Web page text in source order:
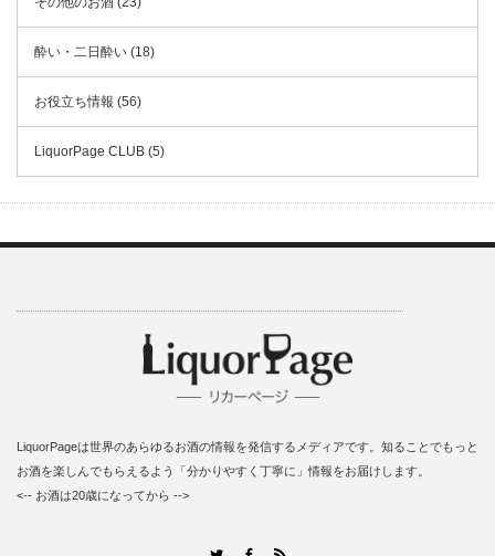
酔い・二日酔い (18)
お役立ち情報 (56)
LiquorPage CLUB (5)
LiquorPageは世界のあらゆるお酒の情報を発信するメディアです。知ることでもっと
お酒を楽しんでもらえるよう「分かりやすく丁寧に」情報をお届けします。
<-- お酒は20歳になってから -->
TwitterFacebook